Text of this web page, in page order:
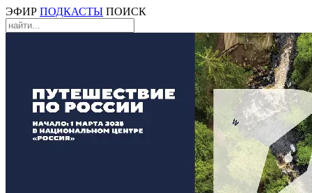
ЭФИР ПОДКАСТЫ ПОИСК